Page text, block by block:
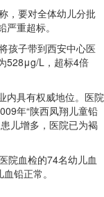
，要对全体幼儿分批
重超标。
孩子带到西安中心医
528μg/L，超标4倍
具有权威地位。医院
年“陕西凤翔儿童铅
儿增多，医院已为褐
血检的74名幼儿血
铅正常。